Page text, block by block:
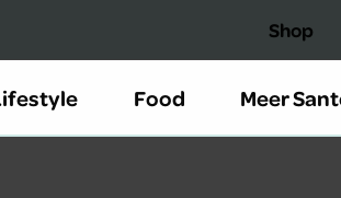
Shop
Food Meer